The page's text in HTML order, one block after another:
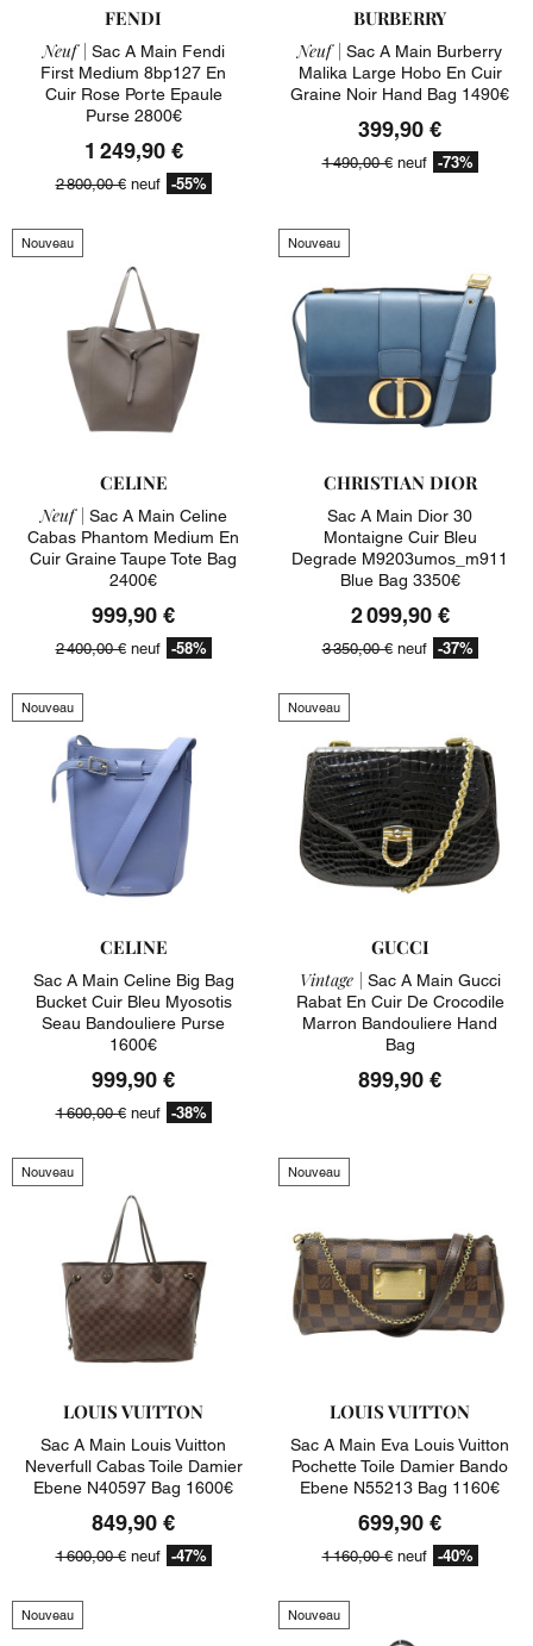
FENDI
Neuf | Sac A Main Fendi
First Medium 8bp127 En
Cuir Rose Porte Epaule
Purse 2800€
1 249,90 €
2 800,00 €neuf -55%
BURBERRY
Neuf | Sac A Main Burberry
Malika Large Hobo En Cuir
Graine Noir Hand Bag 1490€
399,90 €
1 490,00 €neuf -73%
Nouveau
CELINE
Neuf | Sac A Main Celine
Cabas Phantom Medium En
Cuir Graine Taupe Tote Bag
2400€
999,90 €
2 400,00 €neuf -58%
Nouveau
CHRISTIAN DIOR
Sac A Main Dior 30
Montaigne Cuir Bleu
Degrade M9203umos_m911
Blue Bag 3350€
2 099,90 €
3 350,00 €neuf -37%
Nouveau
CELINE
Sac A Main Celine Big Bag
Bucket Cuir Bleu Myosotis
Seau Bandouliere Purse
1600€
999,90 €
1 600,00 €neuf -38%
Nouveau
GUCCI
Vintage | Sac A Main Gucci
Rabat En Cuir De Crocodile
Marron Bandouliere Hand
Bag
899,90 €
Nouveau
LOUIS VUITTON
Sac A Main Louis Vuitton
Neverfull Cabas Toile Damier
Ebene N40597 Bag 1600€
849,90 €
1 600,00 €neuf -47%
Nouveau
LOUIS VUITTON
Sac A Main Eva Louis Vuitton
Pochette Toile Damier Bando
Ebene N55213 Bag 1160€
699,90 €
1 160,00 €neuf -40%
Nouveau Nouveau